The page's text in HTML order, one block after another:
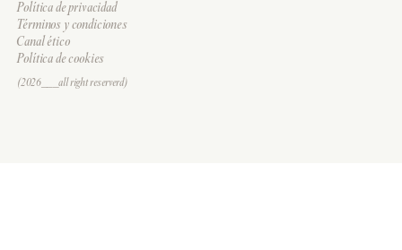
Política de privacidad
Términos y condiciones
Canal ético
Política de cookies
(2026___all right reserverd)